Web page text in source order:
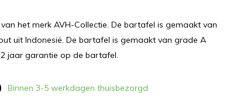
het merk AVH-Collectie. De bartafel is gemaakt van
uit Indonesië. De bartafel is gemaakt van grade A
jaar garantie op de bartafel.
Binnen 3-5 werkdagen thuisbezorgd